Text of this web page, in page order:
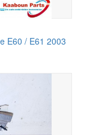
E60 / E61 2003